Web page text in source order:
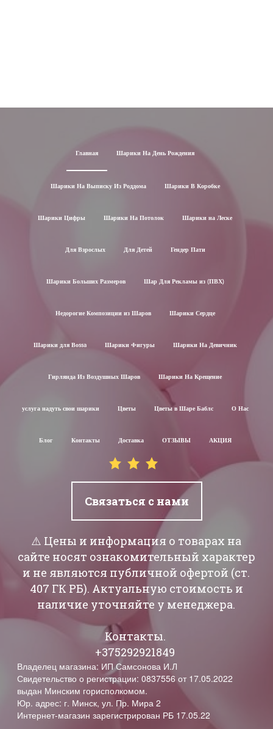
Главная Шарики На День Рождения
Шарики На Выписку Из Роддома Шарики В Коробке
Шарики Цифры Шарики На Потолок Шарики на Леске
Для Взрослых Для Детей Гендер Пати
Шарики Больших Размеров Шар Для Рекламы из (ПВХ)
Недорогие Композиции из Шаров Шарики Сердце
Шарики для Воssa Шарики Фигуры Шарики На Девичник
Гирлянда Из Воздушных Шаров Шарики На Крещение
услуга надуть свои шарики Цветы Цветы в Шаре Баблс О Нас
Блог Контакты Доставка ОТЗЫВЫ АКЦИЯ
Связаться с нами
⚠️ Цены и информация о товарах на
сайте носят ознакомительный характер
и не являются публичной офертой (ст.
407 ГК РБ). Актуальную стоимость и
наличие уточняйте у менеджера.
Контакты.
+375292921849
Владелец магазина: ИП Самсонова И.Л
Свидетельство о регистрации: 0837556 от 17.05.2022
выдан Минским горисполкомом.
Юр. адрес: г. Минск, ул. Пр. Мира 2
Интернет-магазин зарегистрирован РБ 17.05.22